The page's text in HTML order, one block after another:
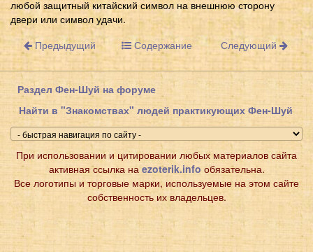
любой защитный китайский символ на внешнюю сторону
двери или символ удачи.
Предыдущий
Содержание Следующий
Раздел Фен-Шуй на форуме
Найти в "Знакомствах" людей практикующих Фен-Шуй
При использовании и цитировании любых материалов сайта
активная ссылка на ezoterik.info обязательна.
Все логотипы и торговые марки, используемые на этом сайте
собственность их владельцев.